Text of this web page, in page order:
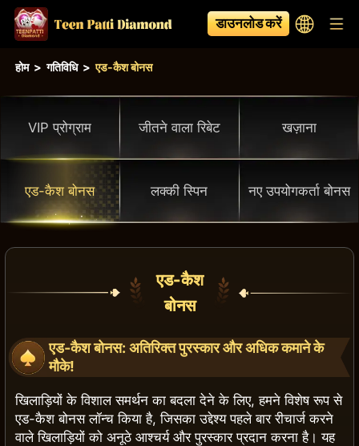
डाउनलोड करें
होम > गतिविधि > एड-कैश बोनस
VIP प्रोग्राम जीतने वाला रिबेट खज़ाना
एड-कैश बोनस लक्की स्पिन नए उपयोगकर्ता बोनस
एड-कैश
बोनस
एड-कैश बोनस: अतिरिक्त पुरस्कार और अधिक कमाने के
मौके!
खिलाड़ियों के विशाल समर्थन का बदला देने के लिए, हमने विशेष रूप से
एड-कैश बोनस लॉन्च किया है, जिसका उद्देश्य पहले बार रीचार्ज करने
वाले खिलाड़ियों को अनूठे आश्चर्य और पुरस्कार प्रदान करना है। यह